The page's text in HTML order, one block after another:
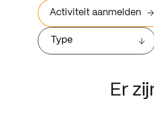
Activiteit aanmelden
Type
Er